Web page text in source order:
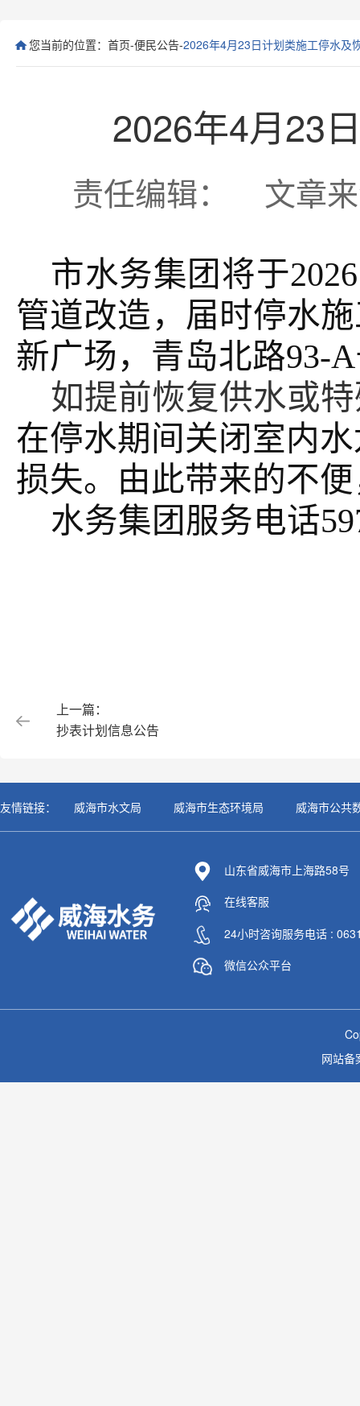
您当前的位置： 首页-便民公告-2026年4月23日计划类施工停水及
2026年4月23
责任编辑： 文章
市水务集团将于2026
管道改造 ，届时停水
新广场，青岛北路93-
如提前恢复供水或
在停水期间关闭室内
损失。由此带来的不
水务集团服务电话
上一篇：
抄表计划信息公告
友情链接： 威海市水文局 威海市生态环境局 威海市公共
山东省威海市上海路58号
在线客服
24小时咨询服务电话 :
微信公众平台
网站备